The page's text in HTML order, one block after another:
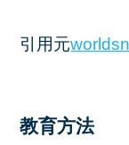
引用元
教育方法